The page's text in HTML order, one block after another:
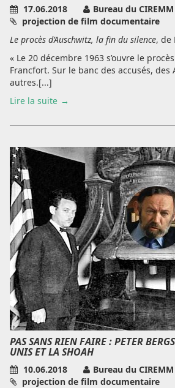
17.06.2018
Bureau du CIREMM
projection de film documentaire
Le procès d’Auschwitz, la fin du silence, de
« Le 20 décembre 1963 s’ouvre le
Francfort. Sur le banc des accusés, des
autres.[...]
Lire la suite
PAS SANS RIEN FAIRE : PETER
UNIS ET LA SHOAH
10.06.2018
Bureau du CIREMM
projection de film documentaire